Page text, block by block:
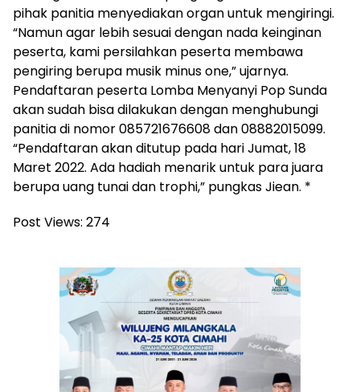
pihak panitia menyediakan organ untuk mengiringi.
“Namun agar lebih sesuai dengan nada keinginan
peserta, kami persilahkan peserta membawa
pengiring berupa musik minus one,” ujarnya.
Pendaftaran peserta Lomba Menyanyi Pop Sunda
akan sudah bisa dilakukan dengan menghubungi
panitia di nomor 085721676608 dan 08882015099.
“Pendaftaran akan ditutup pada hari Jumat, 18
Maret 2022. Ada hadiah menarik untuk para juara
berupa uang tunai dan trophi,” pungkas Jiean. *
Post Views: 274